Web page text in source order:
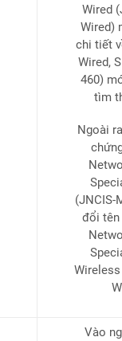
Wired
Wired)
chi tiết
Wired,
460)
tìm
Ngoài
(JNCIS-
đổi tên
Vào